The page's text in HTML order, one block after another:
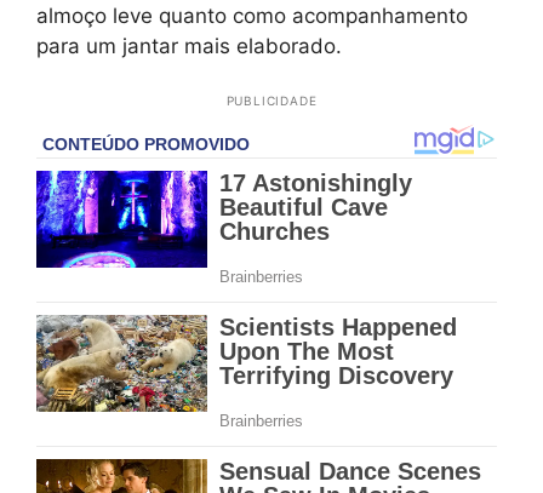
almoço leve quanto como acompanhamento
para um jantar mais elaborado.
PUBLICIDADE